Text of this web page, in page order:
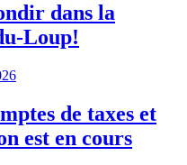
dans la
Loup!
de taxes et
est en cours